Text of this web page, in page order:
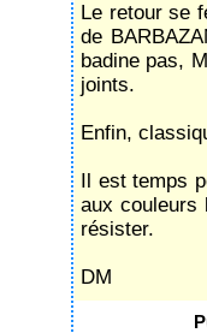
Le retour se
de
badine pas,
joints.
Enfin,
Il est temps
aux couleurs
résister.
DM